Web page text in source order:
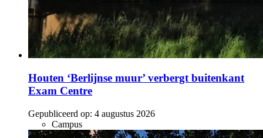
Houten ‘Berlijnse muur’ verbergt buitenkant
Exam Centre
Gepubliceerd op: 4 augustus 2026
Campus